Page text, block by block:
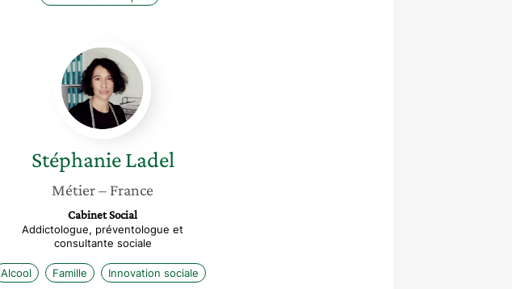
Stéphanie
Ladel
Stéphanie Ladel
Métier– France
Cabinet Social
Addictologue, préventologue et
consultante sociale
Alcool Famille Innovation sociale